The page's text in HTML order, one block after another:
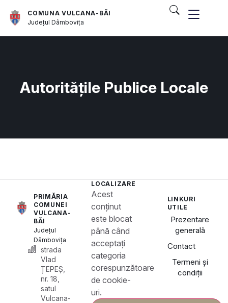
COMUNA VULCANA-BĂI
JudețulDâmbovița
Autoritățile Publice Locale
PRIMĂRIA
COMUNEI
VULCANA-
BĂI
Județul
Dâmbovița
strada
Vlad
ȚEPEȘ,
nr. 18,
satul
Vulcana-
LOCALIZARE
Acest
conținut
este blocat
până când
acceptați
categoria
corespunzătoare
de cookie-
uri.
LINKURI
UTILE
Prezentare
generală
Contact
Termeni și
condiții